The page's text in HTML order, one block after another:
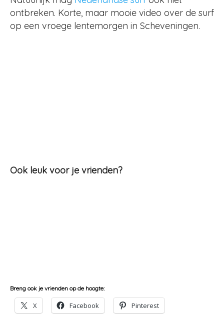
ontbreken. Korte, maar mooie video over de surf
op een vroege lentemorgen in Scheveningen.
Ook leuk voor je vrienden?
Breng ook je vrienden op de hoogte:
X Facebook Pinterest